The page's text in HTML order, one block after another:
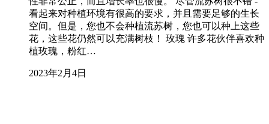
看起来对种植环境有很高的要求，并且需要足够的生长
空间。但是，您也不会种植流苏树，您也可以种上这些
花，这些花仍然可以充满树枝！ 玫瑰 许多花伙伴喜欢种
植玫瑰，粉红…
2023年2月4日